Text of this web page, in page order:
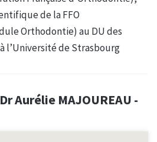
de la FFO
Orthodontie) au DU des
l’Université de Strasbourg
Aurélie MAJOUREAU -